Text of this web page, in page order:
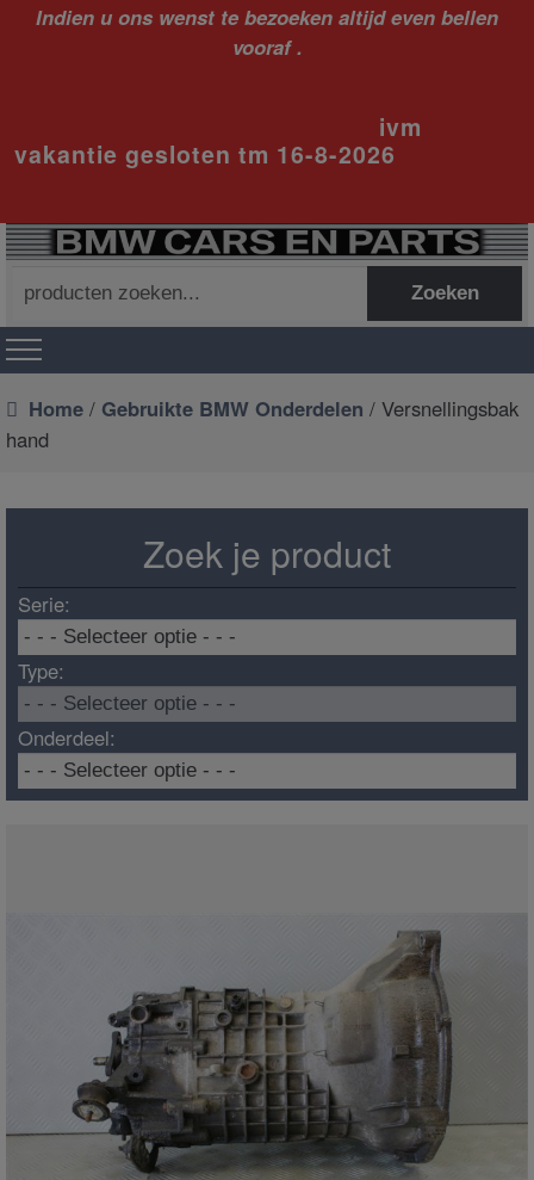
Indien u ons wenst te bezoeken altijd even bellen
vooraf .
ivm
vakantie gesloten tm 16-8-2026
naar:
Zoeken
Home / Gebruikte BMW Onderdelen / Versnellingsbak
hand
Zoek je product
Serie:
Type:
Onderdeel: